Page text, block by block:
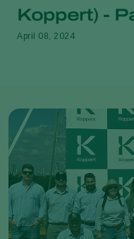
Koppert) -
April 08, 2024